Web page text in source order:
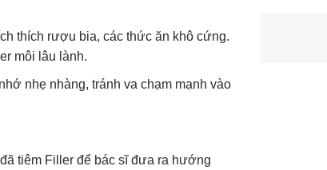
thích rượu bia, các thức ăn khô cứng.
môi lâu lành.
nhẹ nhàng, tránh va chạm mạnh vào
tiêm Filler để bác sĩ đưa ra hướng